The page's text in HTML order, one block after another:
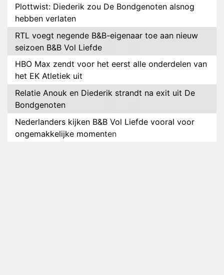
Plottwist: Diederik zou De Bondgenoten alsnog
hebben verlaten
RTL voegt negende B&B-eigenaar toe aan nieuw
seizoen B&B Vol Liefde
HBO Max zendt voor het eerst alle onderdelen van
het EK Atletiek uit
Relatie Anouk en Diederik strandt na exit uit De
Bondgenoten
Nederlanders kijken B&B Vol Liefde vooral voor
ongemakkelijke momenten